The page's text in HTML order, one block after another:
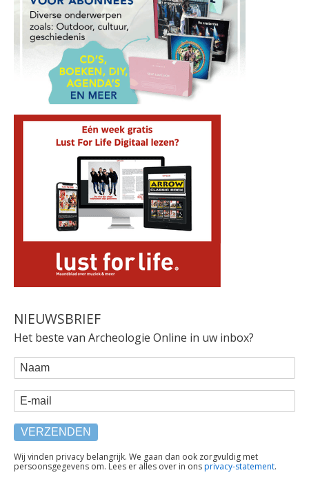
NIEUWSBRIEF
Het beste van Archeologie Online in uw inbox?
WEBFORM
Naam
E-mail
TEKST
ONDER
Wij vinden privacy belangrijk. We gaan dan ook zorgvuldig met
persoonsgegevens om. Lees er alles over in onsprivacy-statement.